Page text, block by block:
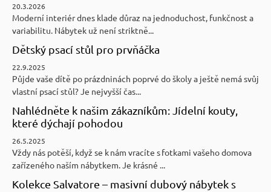
20.3.2026
Moderní interiér dnes klade důraz na jednoduchost, funkčnost a
variabilitu. Nábytek už není striktně...
Dětský psací stůl pro prvňáčka
22.9.2025
Půjde vaše dítě po prázdninách poprvé do školy a ještě nemá svůj
vlastní psací stůl? Je nejvyšší čas...
Nahlédněte k našim zákazníkům: Jídelní kouty,
které dýchají pohodou
26.5.2025
Vždy nás potěší, když se k nám vracíte s fotkami vašeho domova
zařízeného naším nábytkem. Je krásné ...
Kolekce Salvatore – masivní dubový nábytek s